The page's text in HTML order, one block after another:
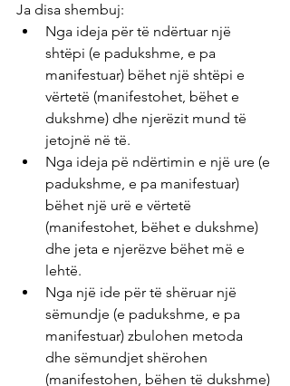
Ja disa shembuj:
Nga ideja për të ndërtuar një
shtëpi (e padukshme, e pa
manifestuar) bëhet një shtëpi e
vërtetë (manifestohet, bëhet e
dukshme) dhe njerëzit mund të
jetojnë në të.
Nga ideja pë ndërtimin e një ure (e
padukshme, e pa manifestuar)
bëhet një urë e vërtetë
(manifestohet, bëhet e dukshme)
dhe jeta e njerëzve bëhet më e
lehtë.
Nga një ide për të shëruar një
sëmundje (e padukshme, e pa
manifestuar) zbulohen metoda
dhe sëmundjet shërohen
(manifestohen, bëhen të dukshme)